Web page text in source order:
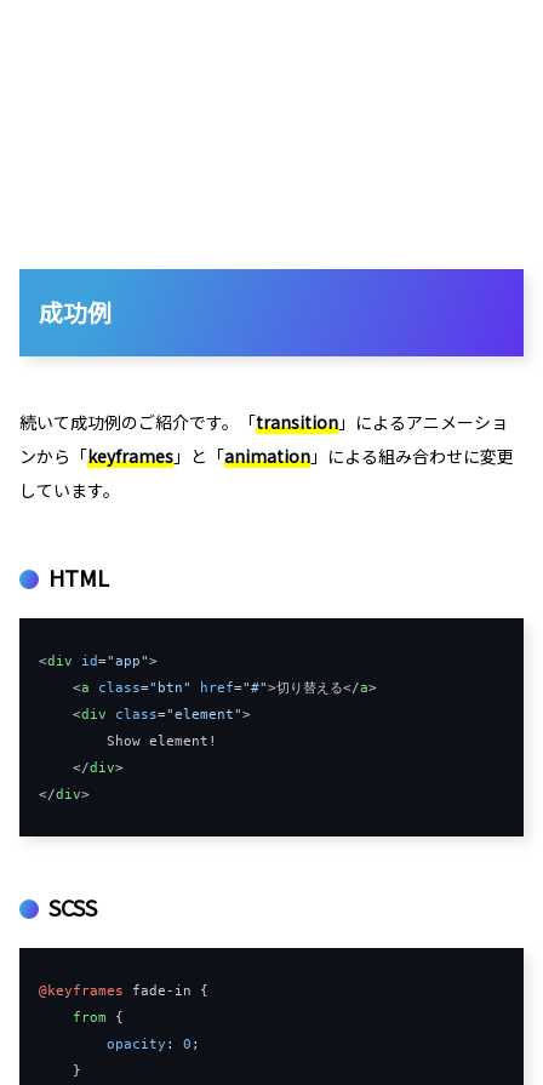
成功例
続いて成功例のご紹介です。「transition 」によるアニメーショ
ンから「keyframes 」と「animation 」による組み合わせに変更
しています。
HTML
<div id="app">
<a class="btn" href="#">切り替える</a>
<div class="element">
        Show element!
</div>
</div>
SCSS
@keyframes fade-in {
from {
opacity : 0 ;
    }